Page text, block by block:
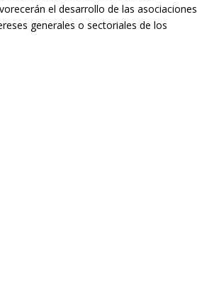
el desarrollo de las asociaciones
generales o sectoriales de los